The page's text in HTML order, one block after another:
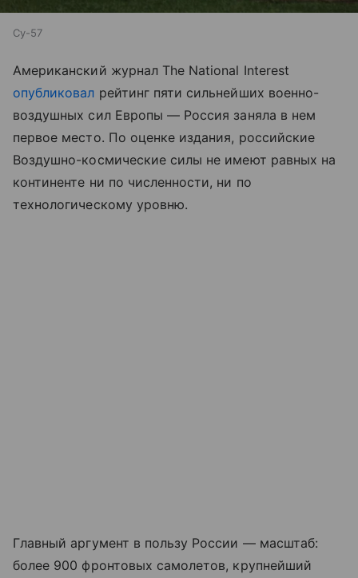
Су-57
Американский журнал The National Interest
опубликовал рейтинг пяти сильнейших военно-
воздушных сил Европы — Россия заняла в нем
первое место. По оценке издания, российские
Воздушно-космические силы не имеют равных на
континенте ни по численности, ни по
технологическому уровню.
Главный аргумент в пользу России — масштаб:
более 900 фронтовых самолетов, крупнейший